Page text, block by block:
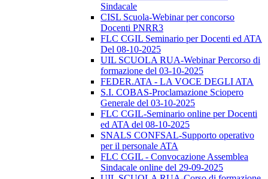
Sindacale
CISL Scuola-Webinar per concorso
Docenti PNRR3
FLC CGIL Seminario per Docenti ed ATA
Del 08-10-2025
UIL SCUOLA RUA-Webinar Percorso di
formazione del 03-10-2025
FEDER.ATA - LA VOCE DEGLI ATA
S.I. COBAS-Proclamazione Sciopero
Generale del 03-10-2025
FLC CGIL-Seminario online per Docenti
ed ATA del 08-10-2025
SNALS CONFSAL-Supporto operativo
per il personale ATA
FLC CGIL - Convocazione Assemblea
Sindacale online del 29-09-2025